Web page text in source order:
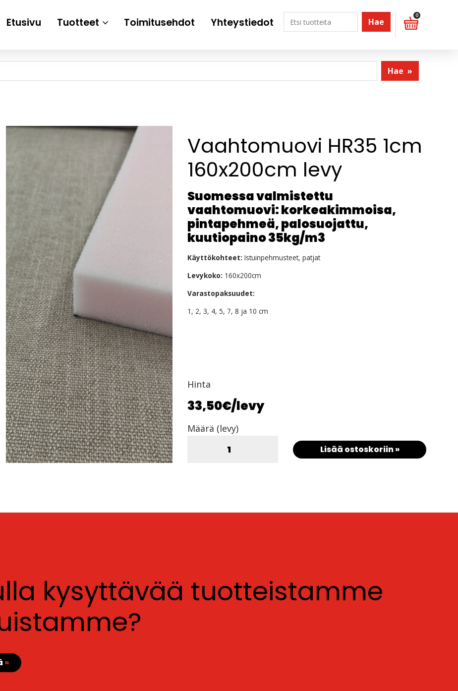
Etusivu Tuotteet Toimitusehdot Yhteystiedot Hae
0
Hae »
Vaahtomuovi HR35 1cm
160x200cm levy
Suomessa valmistettu
vaahtomuovi: korkeakimmoisa,
pintapehmeä, palosuojattu,
kuutiopaino 35kg/m3
Käyttökohteet: Istuinpehmusteet, patjat
Levykoko: 160x200cm
Varastopaksuudet:
1, 2, 3, 4, 5, 7, 8 ja 10 cm
Hinta
33,50€/levy
Määrä (levy)
Lisää ostoskoriin »
kysyttävää tuotteistamme
»